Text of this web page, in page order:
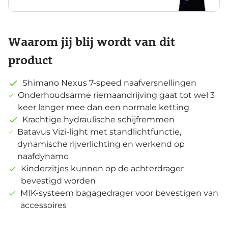
Waarom jij blij wordt van dit
product
Shimano Nexus 7-speed naafversnellingen
Onderhoudsarme riemaandrijving gaat tot wel 3
keer langer mee dan een normale ketting
Krachtige hydraulische schijfremmen
Batavus Vizi-light met standlichtfunctie,
dynamische rijverlichting en werkend op
naafdynamo
Kinderzitjes kunnen op de achterdrager
bevestigd worden
MIK-systeem bagagedrager voor bevestigen van
accessoires